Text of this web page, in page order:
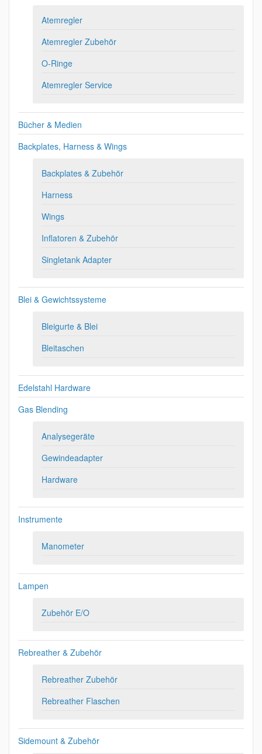
Atemregler
Atemregler Zubehör
O-Ringe
Atemregler Service
Bücher & Medien
Backplates, Harness & Wings
Backplates & Zubehör
Harness
Wings
Inflatoren & Zubehör
Singletank Adapter
Blei & Gewichtssysteme
Bleigurte & Blei
Bleitaschen
Edelstahl Hardware
Gas Blending
Analysegeräte
Gewindeadapter
Hardware
Instrumente
Manometer
Lampen
Zubehör E/O
Rebreather & Zubehör
Rebreather Zubehör
Rebreather Flaschen
Sidemount & Zubehör